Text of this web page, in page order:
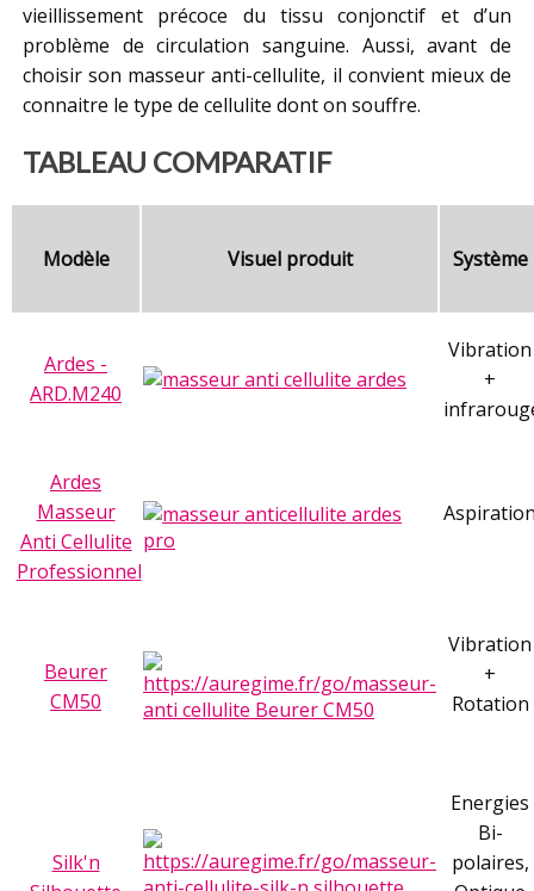
vieillissement précoce du tissu conjonctif et d’un
problème de circulation sanguine. Aussi, avant de
choisir son masseur anti-cellulite, il convient mieux de
connaitre le type de cellulite dont on souffre.
TABLEAU COMPARATIF
Modèle Visuel produit Système
Ardes -
ARD.M240
Vibration
+
Ardes
Masseur
Anti Cellulite
Professionnel
Beurer
CM50
Vibration
+
Rotation
Silk'n
Energies
Bi-
polaires,